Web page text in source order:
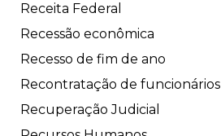
Receita Federal
Recessão econômica
Recesso de fim de ano
Recontratação de funcionários
Recuperação Judicial